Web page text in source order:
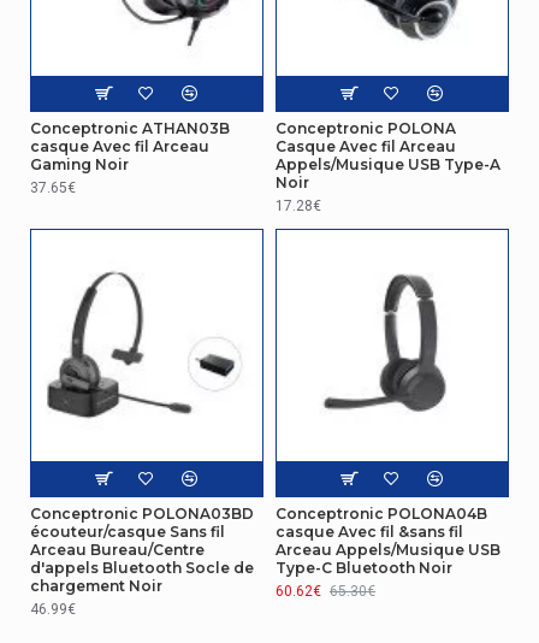
Autres caractéristiques
Guide de démarrage rapide Oui
Performance
Connectivité Avec fil
Plug and Play Oui
Réseau
Bluetooth Non
Design
Logistieke gegevens
Largeur du casier principal (externe) 370 mm
Longueur du casier principal (externe)
Conceptronic ATHAN03B
casque Avec fil Arceau
Gaming Noir
37.65€
Conceptronic POLONA
Casque Avec fil Arceau
Appels/Musique USB Type-A
Noir
17.28€
Conceptronic POLONA03BD
écouteur/casque Sans fil
Arceau Bureau/Centre
d'appels Bluetooth Socle de
chargement Noir
46.99€
Conceptronic POLONA04B
casque Avec fil &sans fil
Arceau Appels/Musique USB
Type-C Bluetooth Noir
60.62€ 65.30€